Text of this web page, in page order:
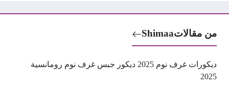
من مقالاتShimaa
ديكورات غرف نوم 2025 ديكور جبس غرف نوم رومانسية
2025